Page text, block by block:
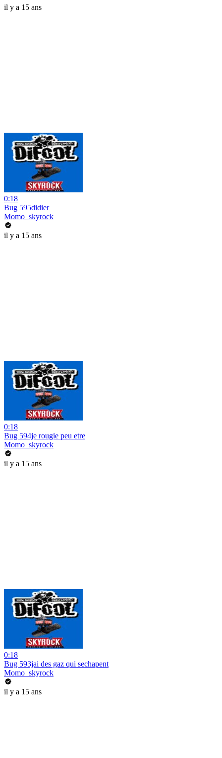
il y a 15 ans
0:18
Bug 595didier
Momo_skyrock
il y a 15 ans
0:18
Bug 594je rougie peu etre
Momo_skyrock
il y a 15 ans
0:18
Bug 593jai des gaz qui sechapent
Momo_skyrock
il y a 15 ans